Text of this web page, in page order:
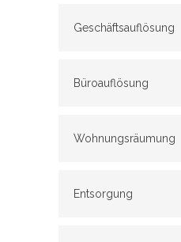
Geschäftsauflösung
Büroauflösung
Wohnungsräumung
Entsorgung